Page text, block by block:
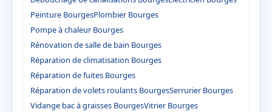
Peinture BourgesPlombier Bourges
Pompe à chaleur Bourges
Rénovation de salle de bain Bourges
Réparation de climatisation Bourges
Réparation de fuites Bourges
Réparation de volets roulants BourgesSerrurier Bourges
Vidange bac à graisses BourgesVitrier Bourges